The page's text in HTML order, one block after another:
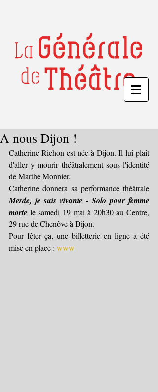
A nous Dijon !
Catherine Richon est née à Dijon. Il lui plaît
d'aller y mourir théâtralement sous l'identité
de Marthe Monnier.
Merde, je suis vivante - Solo pour femme
morte le samedi 19 mai à 20h30 au Centre,
29 rue de Chenôve à Dijon.
Pour fêter ça, une billetterie en ligne a été
mise en place : www